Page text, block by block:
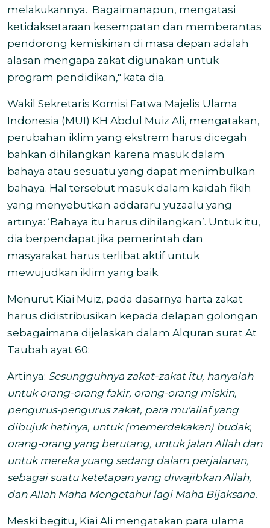
melakukannya. Bagaimanapun, mengatasi
ketidaksetaraan kesempatan dan memberantas
pendorong kemiskinan di masa depan adalah
alasan mengapa zakat digunakan untuk
program pendidikan," kata dia.
Wakil Sekretaris Komisi Fatwa Majelis Ulama
Indonesia (MUI) KH Abdul Muiz Ali, mengatakan,
perubahan iklim yang ekstrem harus dicegah
bahkan dihilangkan karena masuk dalam
bahaya atau sesuatu yang dapat menimbulkan
bahaya. Hal tersebut masuk dalam kaidah fikih
yang menyebutkan addararu yuzaalu yang
artınya: ‘Bahaya itu harus dihilangkan’. Untuk itu,
dia berpendapat jika pemerintah dan
masyarakat harus terlibat aktif untuk
mewujudkan iklim yang baik.
Menurut Kiai Muiz, pada dasarnya harta zakat
harus didistribusikan kepada delapan golongan
sebagaimana dijelaskan dalam Alquran surat At
Taubah ayat 60:
Artinya: Sesungguhnya zakat-zakat itu, hanyalah
untuk orang-orang fakir, orang-orang miskin,
pengurus-pengurus zakat, para mu'allaf yang
dibujuk hatinya, untuk (memerdekakan) budak,
orang-orang yang berutang, untuk jalan Allah dan
untuk mereka yuang sedang dalam perjalanan,
sebagai suatu ketetapan yang diwajibkan Allah,
dan Allah Maha Mengetahui lagi Maha Bijaksana.
Meski begitu, Kiai Ali mengatakan para ulama